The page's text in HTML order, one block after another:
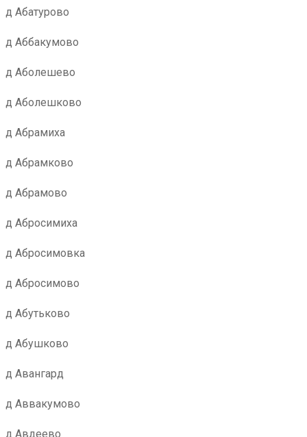
д Абатурово
д Аббакумово
д Аболешево
д Аболешково
д Абрамиха
д Абрамково
д Абрамово
д Абросимиха
д Абросимовка
д Абросимово
д Абутьково
д Абушково
д Авангард
д Аввакумово
д Авдеево